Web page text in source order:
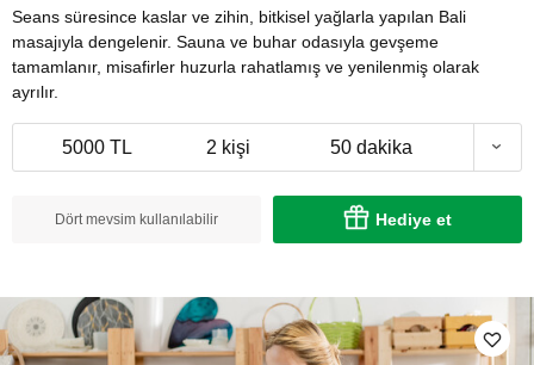
Seans süresince kaslar ve zihin, bitkisel yağlarla yapılan Bali
masajıyla dengelenir. Sauna ve buhar odasıyla gevşeme
tamamlanır, misafirler huzurla rahatlamış ve yenilenmiş olarak
ayrılır.
5000 TL 2 kişi 50 dakika
Dört mevsim kullanılabilir Hediye et